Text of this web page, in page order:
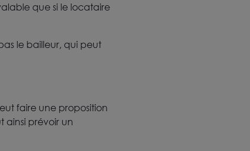
que si le locataire
le bailleur, qui peut
faire une proposition
ainsi prévoir un